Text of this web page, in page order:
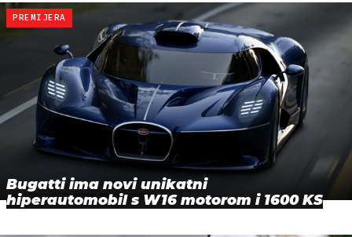
PREMIJERA
Bugatti ima novi unikatni
hiperautomobil s W16 motorom i 1600 KS